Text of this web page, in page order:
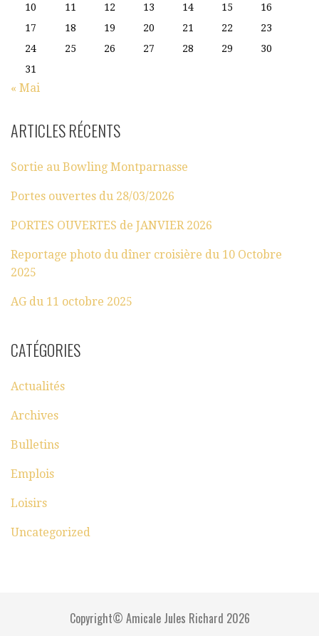
10
11 12 13 14 15
16
17
18 19 20 21 22
23
24
25 26 27 28 29
30
31
« Mai
ARTICLES RÉCENTS
Sortie au Bowling Montparnasse
Portes ouvertes du 28/03/2026
PORTES OUVERTES de JANVIER 2026
Reportage photo du dîner croisière du 10 Octobre
2025
AG du 11 octobre 2025
CATÉGORIES
Actualités
Archives
Bulletins
Emplois
Loisirs
Uncategorized
Copyright© Amicale Jules Richard 2026